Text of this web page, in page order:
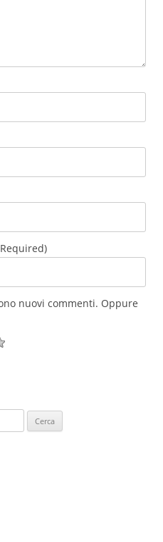
nuovi commenti. Oppure